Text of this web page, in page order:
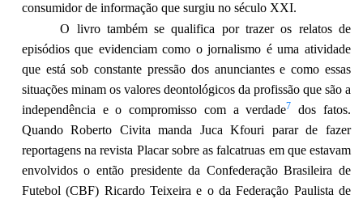
consumidor de informação que surgiu no século XXI.
O livro também se qualifica por trazer os relatos de
episódios que evidenciam como o jornalismo é uma atividade
que está sob constante pressão dos anunciantes e como essas
situações minam os valores deontológicos da profissão que são a
independência e o compromisso com a verdade7
dos fatos.
Quando Roberto Civita manda Juca Kfouri parar de fazer
reportagens na revista Placar sobre as falcatruas em que estavam
envolvidos o então presidente da Confederação Brasileira de
Futebol (CBF) Ricardo Teixeira e o da Federação Paulista de